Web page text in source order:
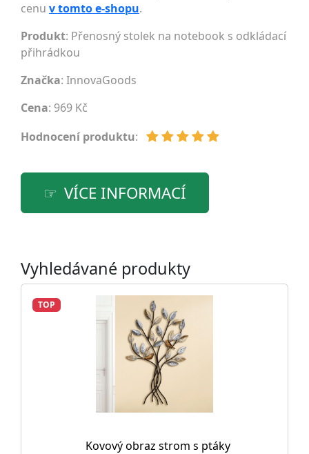
cenu v tomto e-shopu.
Produkt: Přenosný stolek na notebook s odkládací
přihrádkou
Značka: InnovaGoods
Cena: 969 Kč
Hodnocení produktu:
VÍCE INFORMACÍ
Vyhledávané produkty
TOP
Kovový obraz strom s ptáky